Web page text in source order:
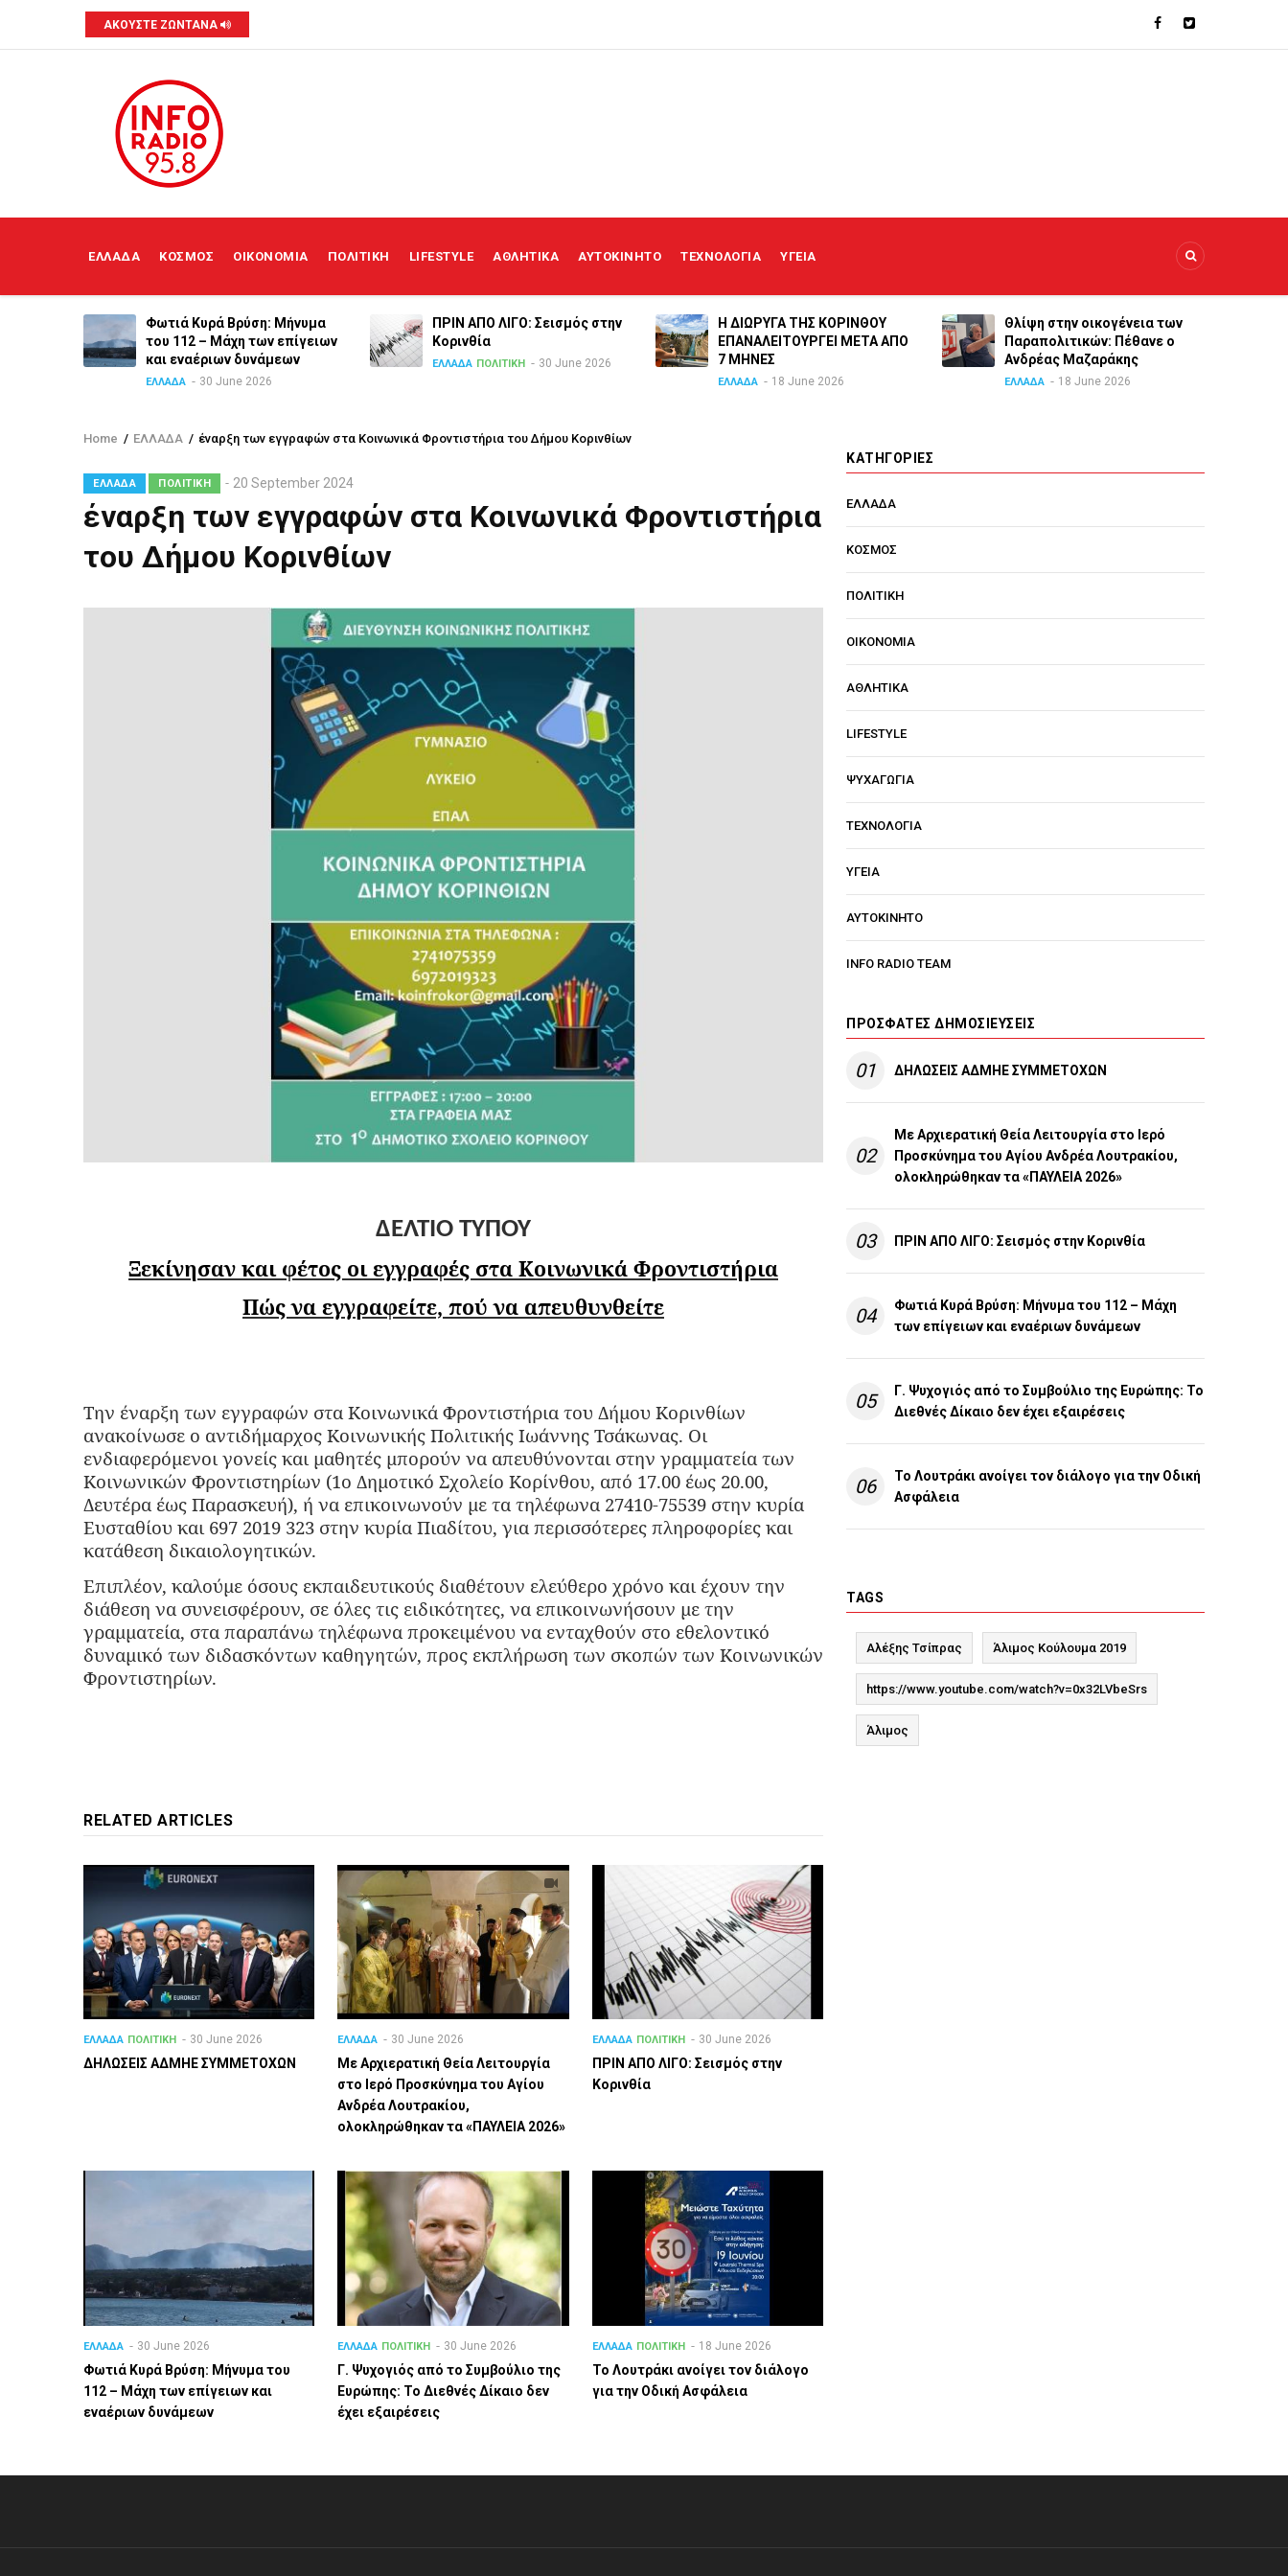
main
ΑΚΟΥΣΤΕ ΖΩΝΤΑΝΑ
ΕΛΛΑΔΑ ΚΟΣΜΟΣ ΟΙΚΟΝΟΜΙΑ ΠΟΛΙΤΙΚΗ LIFESTYLE ΑΘΛΗΤΙΚΑ ΑΥΤΟΚΙΝΗΤΟ ΤΕΧΝΟΛΟΓΙΑ ΥΓΕΙΑ
Φωτιά Κυρά Βρύση: Μήνυμα
του 112 – Μάχη των επίγειων
και εναέριων δυνάμεων
ΕΛΛΑΔΑ 30 June 2026
ΠΡΙΝ ΑΠΟ ΛΙΓO: Σεισμός στην
Κορινθία
ΕΛΛΑΔΑ ΠΟΛΙΤΙΚΗ 30 June 2026
Η ΔΙΩΡΥΓΑ ΤΗΣ ΚΟΡΙΝΘΟΥ
ΕΠΑΝΑΛΕΙΤΟΥΡΓΕΙ ΜΕΤΑ ΑΠΟ
7 ΜΗΝΕΣ
ΕΛΛΑΔΑ 18 June 2026
Θλίψη στην οικογένεια των
Παραπολιτικών: Πέθανε ο
Ανδρέας Μαζαράκης
ΕΛΛΑΔΑ 18 June 2026
Breadcrumb
Home / ΕΛΛΑΔΑ / έναρξη των εγγραφών στα Κοινωνικά Φροντιστήρια του Δήμου Κορινθίων
ΕΛΛΑΔΑ ΠΟΛΙΤΙΚΗ 20 September 2024
έναρξη των εγγραφών στα Κοινωνικά Φροντιστήρια
του Δήμου Κορινθίων
ΔΕΛΤΙΟ ΤΥΠΟΥ
Ξεκίνησαν και φέτος οι εγγραφές στα Κοινωνικά Φροντιστήρια
Πώς να εγγραφείτε, πού να απευθυνθείτε
Την έναρξη των εγγραφών στα Κοινωνικά Φροντιστήρια του Δήμου Κορινθίων
ανακοίνωσε ο αντιδήμαρχος Κοινωνικής Πολιτικής Ιωάννης Τσάκωνας. Οι
ενδιαφερόμενοι γονείς και μαθητές μπορούν να απευθύνονται στην γραμματεία των
Κοινωνικών Φροντιστηρίων (1ο Δημοτικό Σχολείο Κορίνθου, από 17.00 έως 20.00,
Δευτέρα έως Παρασκευή), ή να επικοινωνούν με τα τηλέφωνα 27410-75539 στην κυρία
Ευσταθίου και 697 2019 323 στην κυρία Πιαδίτου, για περισσότερες πληροφορίες και
κατάθεση δικαιολογητικών.
Επιπλέον, καλούμε όσους εκπαιδευτικούς διαθέτουν ελεύθερο χρόνο και έχουν την
διάθεση να συνεισφέρουν, σε όλες τις ειδικότητες, να επικοινωνήσουν με την
γραμματεία, στα παραπάνω τηλέφωνα προκειμένου να ενταχθούν στο εθελοντικό
δυναμικό των διδασκόντων καθηγητών, προς εκπλήρωση των σκοπών των Κοινωνικών
Φροντιστηρίων.
RELATED ARTICLES
ΕΛΛΑΔΑ ΠΟΛΙΤΙΚΗ 30 June 2026
ΔΗΛΩΣΕΙΣ ΑΔΜΗΕ ΣΥΜΜΕΤΟΧΩΝ
ΕΛΛΑΔΑ 30 June 2026
Με Αρχιερατική Θεία Λειτουργία
στο Ιερό Προσκύνημα του Αγίου
Ανδρέα Λουτρακίου,
ολοκληρώθηκαν τα «ΠΑΥΛΕΙΑ 2026»
ΕΛΛΑΔΑ ΠΟΛΙΤΙΚΗ 30 June 2026
ΠΡΙΝ ΑΠΟ ΛΙΓO: Σεισμός στην
Κορινθία
ΕΛΛΑΔΑ 30 June 2026
Φωτιά Κυρά Βρύση: Μήνυμα του
112 – Μάχη των επίγειων και
εναέριων δυνάμεων
ΕΛΛΑΔΑ ΠΟΛΙΤΙΚΗ 30 June 2026
Γ. Ψυχογιός από το Συμβούλιο της
Ευρώπης: Το Διεθνές Δίκαιο δεν
έχει εξαιρέσεις
ΕΛΛΑΔΑ ΠΟΛΙΤΙΚΗ 18 June 2026
Το Λουτράκι ανοίγει τον διάλογο
για την Οδική Ασφάλεια
ΚΑΤΗΓΟΡΊΕΣ
ΕΛΛΑΔΑ
ΚΟΣΜΟΣ
ΠΟΛΙΤΙΚΗ
ΟΙΚΟΝΟΜΙΑ
ΑΘΛΗΤΙΚΑ
LIFESTYLE
ΨΥΧΑΓΩΓΙΑ
ΤΕΧΝΟΛΟΓΙΑ
ΥΓΕΙΑ
ΑΥΤΟΚΙΝΗΤΟ
INFO RADIO TEAM
ΠΡΌΣΦΑΤΕΣ ΔΗΜΟΣΙΕΎΣΕΙΣ
01 ΔΗΛΩΣΕΙΣ ΑΔΜΗΕ ΣΥΜΜΕΤΟΧΩΝ
02
Με Αρχιερατική Θεία Λειτουργία στο Ιερό
Προσκύνημα του Αγίου Ανδρέα Λουτρακίου,
ολοκληρώθηκαν τα «ΠΑΥΛΕΙΑ 2026»
03 ΠΡΙΝ ΑΠΟ ΛΙΓO: Σεισμός στην Κορινθία
04
Φωτιά Κυρά Βρύση: Μήνυμα του 112 – Μάχη
των επίγειων και εναέριων δυνάμεων
05
Γ. Ψυχογιός από το Συμβούλιο της Ευρώπης: Το
Διεθνές Δίκαιο δεν έχει εξαιρέσεις
06
Το Λουτράκι ανοίγει τον διάλογο για την Οδική
Ασφάλεια
TAGS
Αλέξης Τσίπρας Άλιμος Κούλουμα 2019
https://www.youtube.com/watch?v=0x32LVbeSrs
Άλιμος